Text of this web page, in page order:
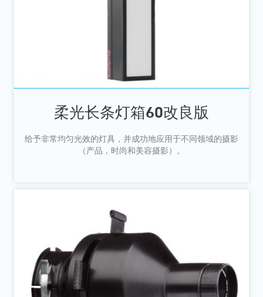
柔光长条灯箱60改良版
给予非常均匀光效的灯具，并成功地应用于不同领域的摄影
（产品，时尚和美容摄影）。